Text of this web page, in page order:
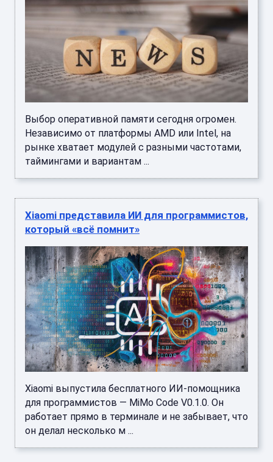
Выбор оперативной памяти сегодня огромен.
Независимо от платформы AMD или Intel, на
рынке хватает модулей с разными частотами,
таймингами и вариантам ...
Xiaomi представила ИИ для программистов,
который «всё помнит»
Xiaomi выпустила бесплатного ИИ-помощника
для программистов — MiMo Code V0.1.0. Он
работает прямо в терминале и не забывает, что
он делал несколько м ...